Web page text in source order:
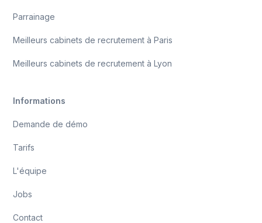
Parrainage
Meilleurs cabinets de recrutement à Paris
Meilleurs cabinets de recrutement à Lyon
Informations
Demande de démo
Tarifs
L'équipe
Jobs
Contact